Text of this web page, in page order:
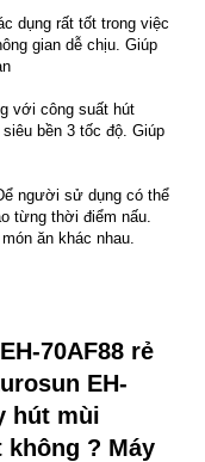
dụng rất tốt trong việc
gian dễ chịu. Giúp
với công suất hút
bền 3 tốc độ. Giúp
người sử dụng có thể
từng thời điểm nấu.
ăn khác nhau.
70AF88 rẻ
EH-
hút mùi
không ? Máy